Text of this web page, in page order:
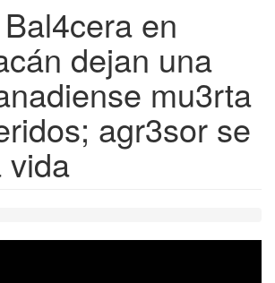
en
dejan una
mu3rta
agr3sor se
vida